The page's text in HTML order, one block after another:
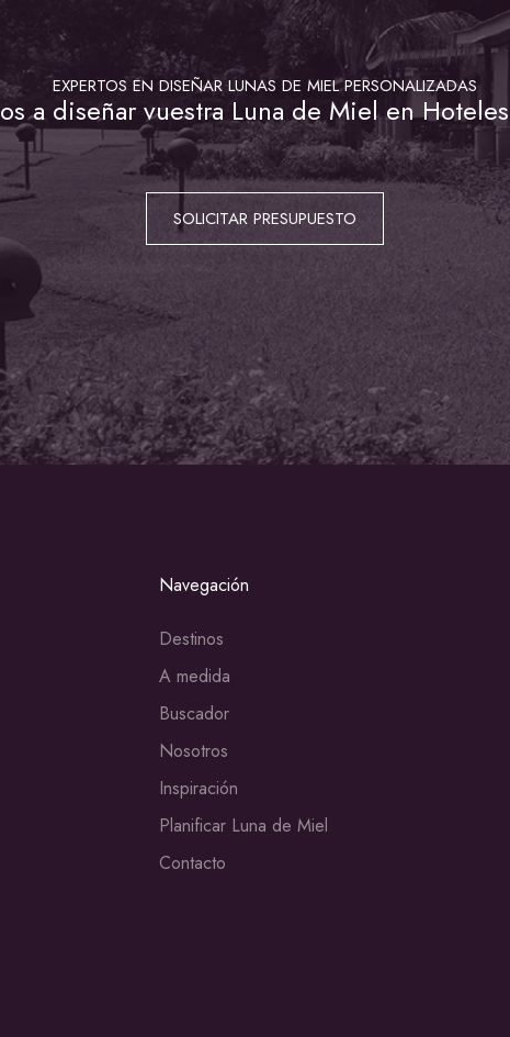
EXPERTOS EN DISEÑAR LUNAS DE MIEL PERSONALIZADAS
a diseñar vuestra Luna de Miel en
SOLICITAR PRESUPUESTO
Navegación
Destinos
A medida
Buscador
Nosotros
Inspiración
Planificar Luna de Miel
Contacto